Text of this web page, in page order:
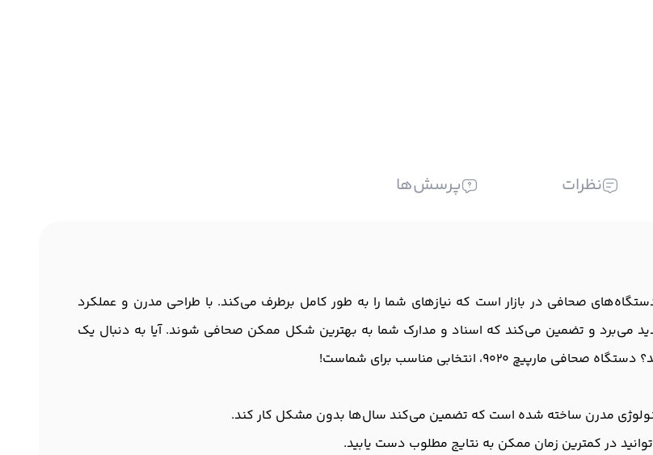
نظرات پرسش‌ها
و کارآمدترین دستگاه‌های صحافی در بازار است که نیازهای شما را به طور کامل برطرف می‌کند. با طراحی مدرن و عملکرد
می‌برد و تضمین می‌کند که اسناد و مدارک شما به بهترین شکل ممکن صحافی شوند. آیا به دنبال یک
انتخابی مناسب برای شماست!
مدرن ساخته شده است که تضمین می‌کند سال‌ها بدون مشکل کار کند.
در کمترین زمان ممکن به نتایج مطلوب دست یابید.